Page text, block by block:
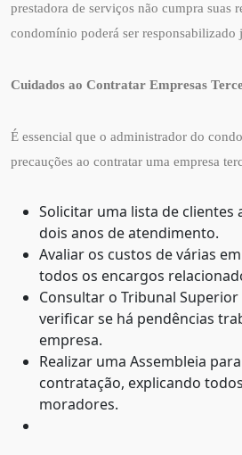
prestadora de serviços não cumpra suas
condomínio poderá ser responsabilizado
Cuidados ao Contratar Empresas
É essencial que o administrador do
precauções ao contratar uma empresa
Solicitar uma lista de clientes
dois anos de atendimento.
Avaliar os custos de várias
todos os encargos
Consultar o Tribunal
verificar se há pendências
empresa.
Realizar uma Assembleia
contratação, explicando
moradores.